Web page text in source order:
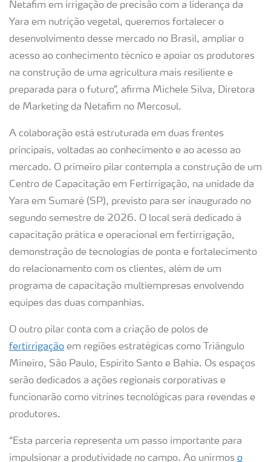
Netafim em irrigação de precisão com a liderança da
Yara em nutrição vegetal, queremos fortalecer o
desenvolvimento desse mercado no Brasil, ampliar o
acesso ao conhecimento técnico e apoiar os produtores
na construção de uma agricultura mais resiliente e
preparada para o futuro”, afirma Michele Silva, Diretora
de Marketing da Netafim no Mercosul.
A colaboração está estruturada em duas frentes
principais, voltadas ao conhecimento e ao acesso ao
mercado. O primeiro pilar contempla a construção de um
Centro de Capacitação em Fertirrigação, na unidade da
Yara em Sumaré (SP), previsto para ser inaugurado no
segundo semestre de 2026. O local será dedicado à
capacitação prática e operacional em fertirrigação,
demonstração de tecnologias de ponta e fortalecimento
do relacionamento com os clientes, além de um
programa de capacitação multiempresas envolvendo
equipes das duas companhias.
O outro pilar conta com a criação de polos de
fertirrigação em regiões estratégicas como Triângulo
Mineiro, São Paulo, Espírito Santo e Bahia. Os espaços
serão dedicados a ações regionais corporativas e
funcionarão como vitrines tecnológicas para revendas e
produtores.
“Esta parceria representa um passo importante para
impulsionar a produtividade no campo. Ao unirmos o